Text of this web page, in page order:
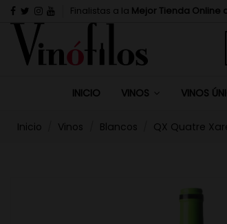
Finalistas a la Mejor Tienda Online
INICIO VINOS VINOS
Inicio Vinos Blancos QX Quatre